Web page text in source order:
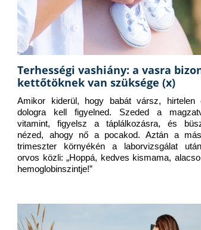
Terhességi vashiány: a vasra
kettőtöknek van szüksége (x)
Amikor kiderül, hogy babát vársz, hirtelen
dologra kell figyelned. Szeded a
vitamint, figyelsz a táplálkozásra, és
nézed, ahogy nő a pocakod. Aztán a
trimeszter környékén a laborvizsgálat
orvos közli: „Hoppá, kedves kismama,
hemoglobinszintje!”